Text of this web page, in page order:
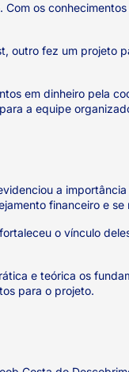
os
outro fez um projeto
em dinheiro pela
a equipe
a
financeiro e
o vínculo
e teórica os
para o projeto.